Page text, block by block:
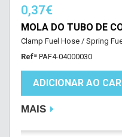
0,37€
MOLA DO TUBO DE
Clamp Fuel Hose / Spring
Refª PAF4-04000030
ADICIONAR AO
MAIS